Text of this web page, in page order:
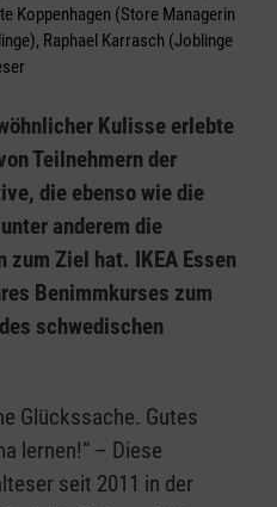
Koppenhagen (Store Managerin
Raphael Karrasch (Joblinge
Kulisse erlebte
Teilnehmern der
die ebenso wie die
anderem die
zum Ziel hat. IKEA Essen
Benimmkurses zum
schwedischen
Glückssache. Gutes
lernen!“ – Diese
seit 2011 in der